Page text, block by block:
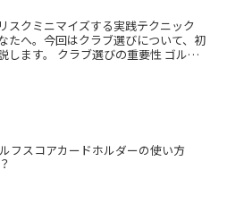
スクミニマイズする実践テクニック
たへ。今回はクラブ選びについて、初
します。 クラブ選びの重要性 ゴルフ
フスコアカードホルダーの使い方